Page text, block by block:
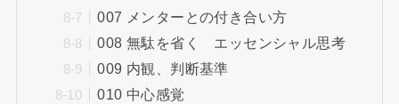
007 メンターとの付き合い方
008 無駄を省く エッセンシャル思考
009 内観、判断基準
010 中心感覚